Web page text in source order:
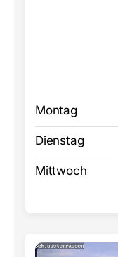
Montag
Dienstag
Mittwoch